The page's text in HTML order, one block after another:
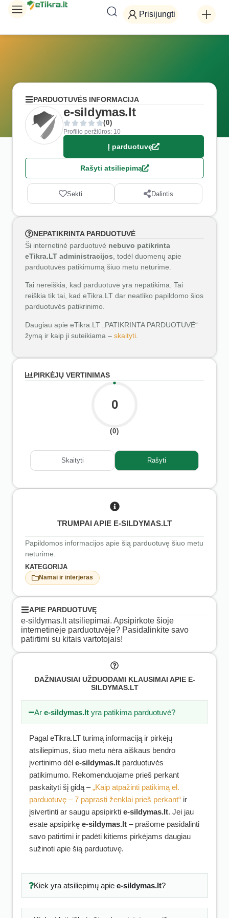
Prisijungti
PARDUOTUVĖS INFORMACIJA
e-sildymas.lt
(0)
Profilio peržiūros: 10
Į parduotuvę
Rašyti atsiliepimą
Sekti Dalintis
NEPATIKRINTA PARDUOTUVĖ
Ši internetinė parduotuvė nebuvo patikrinta
eTikra.LT administracijos , todėl duomenų apie
parduotuvės patikimumą šiuo metu neturime.
Tai nereiškia, kad parduotuvė yra nepatikima. Tai
reiškia tik tai, kad eTikra.LT dar neatliko papildomo šios
parduotuvės patikrinimo.
Daugiau apie eTikra.LT „PATIKRINTA PARDUOTUVĖ“
žymą ir kaip ji suteikiama – skaityti
PIRKĖJŲ VERTINIMAS
0
(0)
Skaityti Rašyti
TRUMPAI APIE E-SILDYMAS.LT
Papildomos informacijos apie šią parduotuvę šiuo metu
neturime.
KATEGORIJA
Namai ir interjeras
APIE PARDUOTUVĘ
e-sildymas.lt atsiliepimai. Apsipirkote šioje
internetinėje parduotuvėje? Pasidalinkite savo
patirtimi su kitais vartotojais!
DAŽNIAUSIAI UŽDUODAMI KLAUSIMAI APIE E-
SILDYMAS.LT
Are-sildymas.lt yra patikima parduotuvė?
Pagal eTikra.LT turimą informaciją ir pirkėjų
atsiliepimus, šiuo metu nėra aiškaus bendro
įvertinimo dėl e-sildymas.lt parduotuvės
patikimumo. Rekomenduojame prieš perkant
paskaityti šį gidą –„Kaip atpažinti patikimą el.
parduotuvę – 7 paprasti ženklai prieš perkant“ ir
įsivertinti ar saugu apsipirkti e-sildymas.lt. Jei jau
esate apsipirkę e-sildymas.lt – prašome pasidalinti
savo patirtimi ir padėti kitiems pirkėjams daugiau
sužinoti apie šią parduotuvę.
Kiek yra atsiliepimų apie e-sildymas.lt?